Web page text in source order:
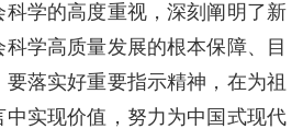
学的高度重视，深刻阐明了新
学高质量发展的根本保障、目
落实好重要指示精神，在为祖
中实现价值，努力为中国式现代